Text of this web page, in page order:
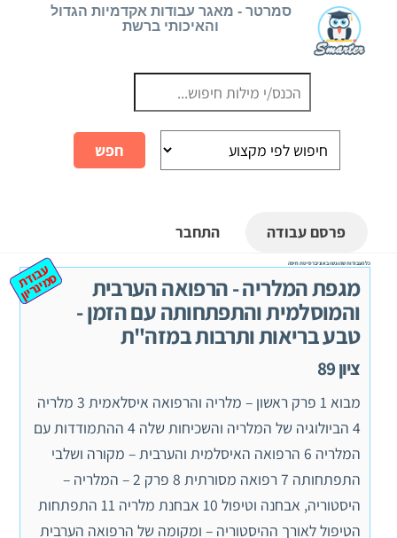
סמרטר - מאגר עבודות אקדמיות הגדול
והאיכותי ברשת
פרסם עבודה התחבר
כל העבודות שהוגשו באוניברסיטת חיפה
מגפת המלריה - הרפואה הערבית
והמוסלמית והתפתחותה עם הזמן -
טבע בריאות ותרבות במזה"ת
ציון 89
ע
ב
וד
ת
ס
מ
ינ
ר
יון
מבוא 1 פרק ראשון – מלריה והרפואה איסלאמית 3 מלריה
4 הביולוגיה של המלריה והשכיחות שלה 4 ההתמודדות עם
המלריה 6 הרפואה האיסלמית והערבית – מקורה ושלבי
התפתחותה 7 רפואה מסורתית 8 פרק 2 – המלריה –
היסטוריה, אבחנה וטיפול 10 אבחנת מלריה 11 התפתחות
הטיפול לאורך ההיסטוריה – ומקומה של הרפואה הערבית